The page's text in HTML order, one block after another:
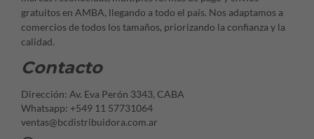
gratuitos en AMBA, llegando a todo el país. Nos adaptamos a
comercios de todos los tamaños, priorizando la confianza y la
calidad.
Contacto
Dirección: Av. Eva Perón 3343, CABA
Whatsapp: +549 11 57731064
ventas@bcdistribuidora.com.ar